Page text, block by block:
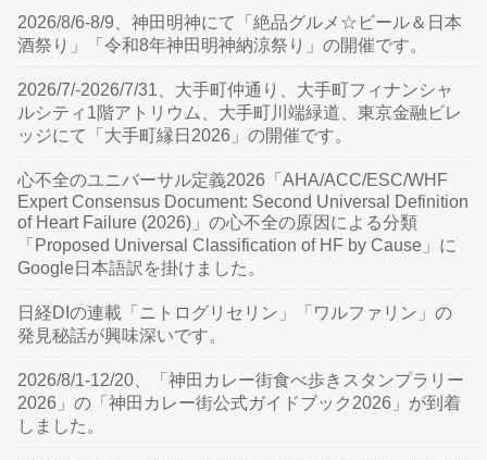
2026/8/6-8/9、神田明神にて「絶品グルメ☆ビール＆日本
酒祭り」「令和8年神田明神納涼祭り」の開催です。
2026/7/-2026/7/31、大手町仲通り、大手町フィナンシャ
ルシティ1階アトリウム、大手町川端緑道、東京金融ビレ
ッジにて「大手町縁日2026」の開催です。
心不全のユニバーサル定義2026「AHA/ACC/ESC/WHF
Expert Consensus Document: Second Universal Definition
of Heart Failure (2026)」の心不全の原因による分類
「Proposed Universal Classification of HF by Cause」に
Google日本語訳を掛けました。
日経DIの連載「ニトログリセリン」「ワルファリン」の
発見秘話が興味深いです。
2026/8/1-12/20、「神田カレー街食べ歩きスタンプラリー
2026」の「神田カレー街公式ガイドブック2026」が到着
しました。